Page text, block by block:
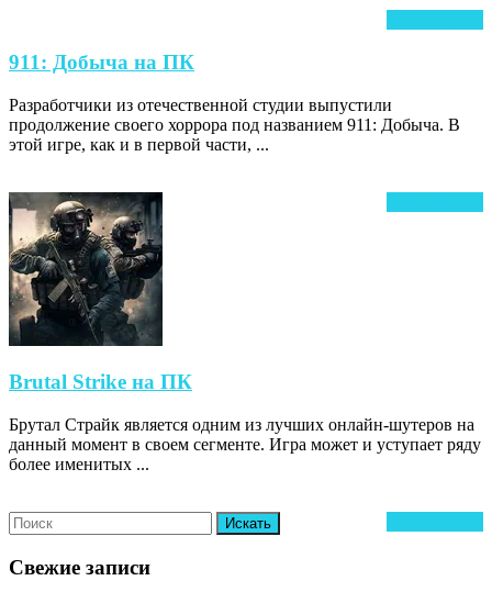
911: Добыча на ПК911:
на
ПК
Разработчики из отечественной студии выпустили
продолжение своего хоррора под названием 911: Добыча. В
этой игре, как и в первой части, ...
Brutal Strike на ПКBrutal
на
ПК
Брутал Страйк является одним из лучших онлайн-шутеров на
данный момент в своем сегменте. Игра может и уступает ряду
более именитых ...
Search
for:
Свежие записи